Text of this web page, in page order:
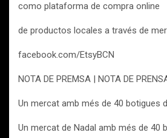
como plataforma de compra online
de productos locales a través de
facebook.com/EtsyBCN
NOTA DE PREMSA | NOTA DE
Un mercat amb més de 40 botigues
Un mercat de Nadal amb més de 40